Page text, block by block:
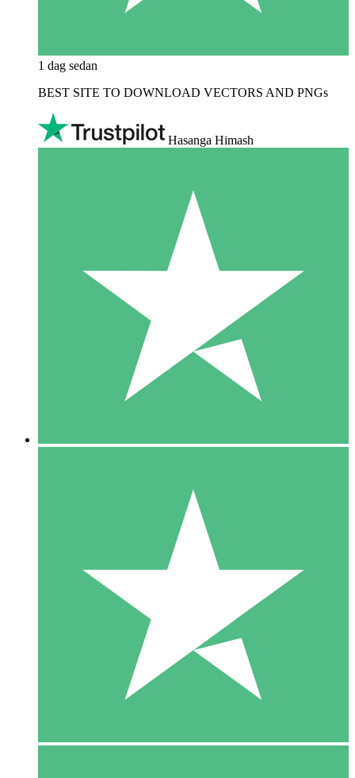
1 dag sedan
BEST SITE TO DOWNLOAD VECTORS AND PNGs
Hasanga Himash